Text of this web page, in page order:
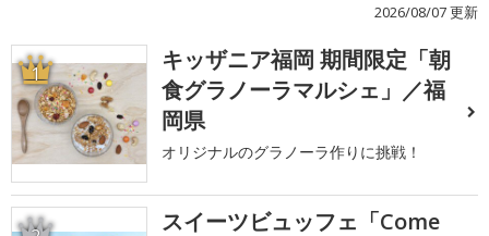
2026/08/07 更新
1
キッザニア福岡 期間限定「朝
食グラノーラマルシェ」／福
岡県
オリジナルのグラノーラ作りに挑戦！
スイーツビュッフェ「Come